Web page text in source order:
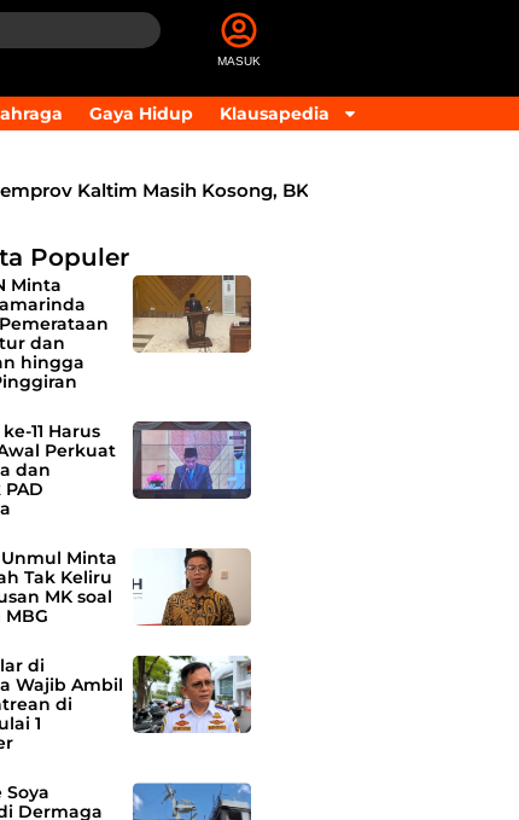
MASUK
Gaya Hidup Klausapedia
Kaltim Masih Kosong, BKD Pastikan Dilakukan
Populer
Minta
dan
hingga
11 Harus
Perkuat
dan
Unmul Minta
Tak Keliru
MK soal
di
Wajib Ambil
di
1
Soya
Dermaga